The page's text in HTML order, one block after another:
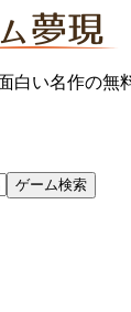
白い名作の無